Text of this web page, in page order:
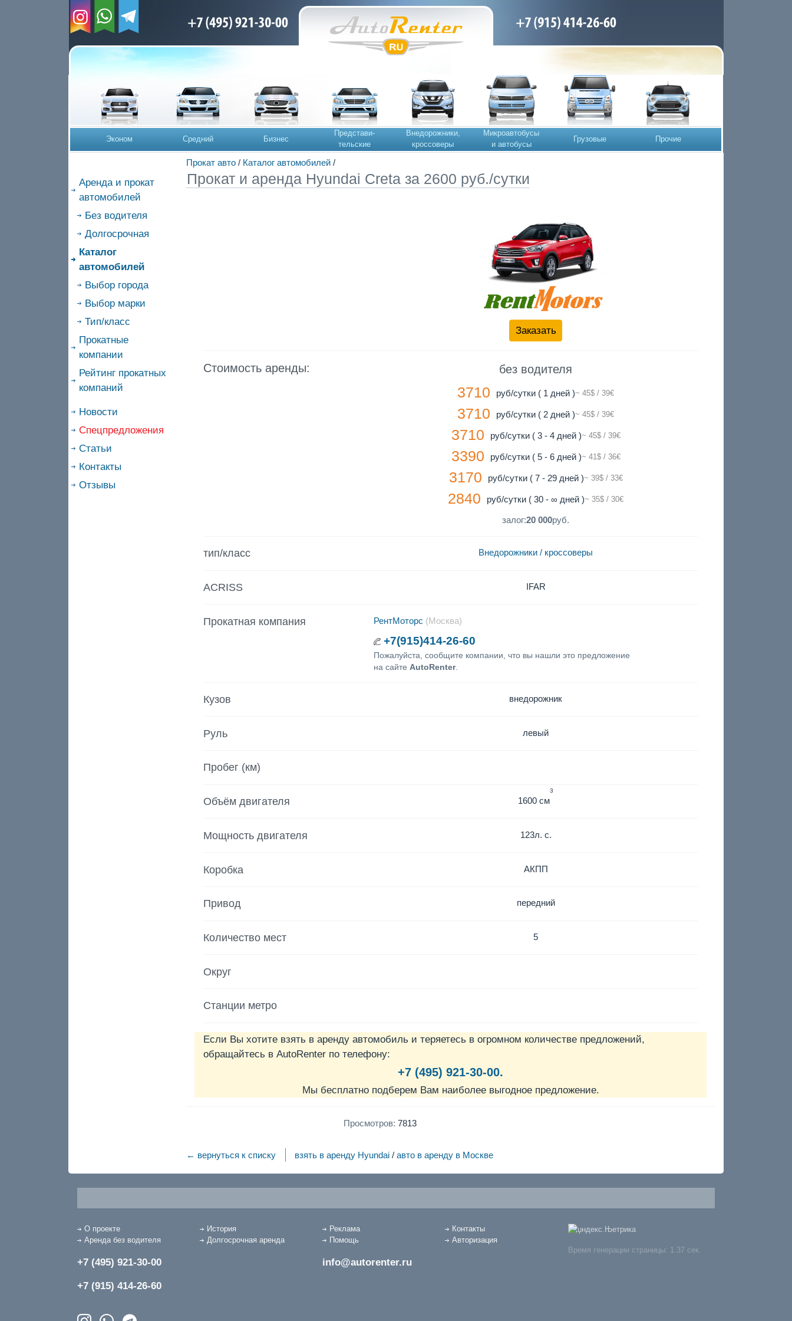
Эконом Средний Бизнес
Представи-
тельские
Внедорожники,
кроссоверы
Микроавтобусы
и автобусы
Грузовые Прочие
Прокат авто/ Каталог автомобилей/
Аренда и прокат
автомобилей
Без водителя
Долгосрочная
Каталог
автомобилей
Выбор города
Выбор марки
Тип/класс
Прокатные
компании
Рейтинг прокатных
компаний
Новости
Спецпредложения
Статьи
Контакты
Отзывы
Прокат и аренда Hyundai Creta за 2600 руб./сутки
Заказать
Стоимость аренды: без водителя
3710 руб/сутки ( 1 дней )~ 45$ / 39€
3710 руб/сутки ( 2 дней )~ 45$ / 39€
3710 руб/сутки ( 3 - 4 дней )~ 45$ / 39€
3390 руб/сутки ( 5 - 6 дней )~ 41$ / 36€
3170 руб/сутки ( 7 - 29 дней )~ 39$ / 33€
2840 руб/сутки ( 30 - ∞ дней )~ 35$ / 30€
залог:20 000руб.
тип/класс Внедорожники / кроссоверы
ACRISS IFAR
Прокатная компания РентМоторс (Москва)
+7(915)414-26-60
Пожалуйста, сообщите компании, что вы нашли это предложение
на сайте AutoRenter.
Кузов внедорожник
Руль левый
Пробег (км)
Объём двигателя 1600 см
3
Мощность двигателя 123л. с.
Коробка АКПП
Привод передний
Количество мест 5
Округ
Станции метро
Если Вы хотите взять в аренду автомобиль и теряетесь в огромном количестве предложений,
обращайтесь в AutoRenter по телефону:
+7 (495) 921-30-00.
Мы бесплатно подберем Вам наиболее выгодное предложение.
Просмотров: 7813
← вернуться к списку взять в аренду Hyundai /авто в аренду в Москве
О проекте История Реклама
Контакты
Аренда без водителя
Долгосрочная аренда Помощь Авторизация
+7 (495) 921-30-00
+7 (915) 414-26-60
info@autorenter.ru
Время генерации страницы: 1.37 сек.